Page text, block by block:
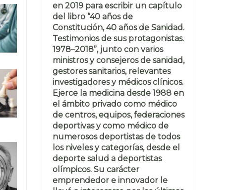
en 2019 para escribir un capítulo
del libro “40 años de
Constitución, 40 años de Sanidad.
Testimonios de sus protagonistas.
1978–2018”, junto con varios
ministros y consejeros de sanidad,
gestores sanitarios, relevantes
investigadores y médicos clínicos.
Ejerce la medicina desde 1988 en
el ámbito privado como médico
de centros, equipos, federaciones
deportivas y como médico de
numerosos deportistas de todos
los niveles y categorías, desde el
deporte salud a deportistas
olímpicos. Su carácter
emprendedor e innovador le